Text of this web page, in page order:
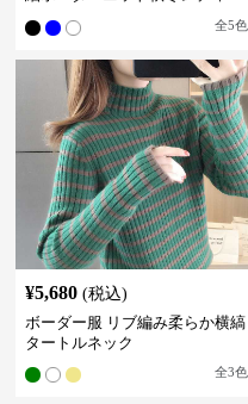
全5色
¥5,680 (税込)
ボーダー服 リブ編み柔らか横縞
タートルネック
全3色